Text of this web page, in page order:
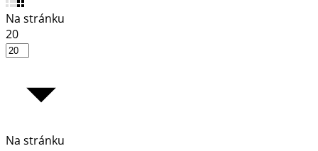
Na stránku
20
Na stránku